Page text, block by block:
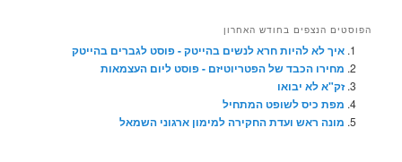
הפוסטים הנצפים בחודש האחרון
איך לא להיות חרא לנשים בהייטק - פוסט לגברים בהייטק
מחירו הכבד של הפטריוטיזם - פוסט ליום העצמאות
זק"א לא יבואו
מפת כיס לשופט המתחיל
מונה ראש ועדת החקירה למימון ארגוני השמאל